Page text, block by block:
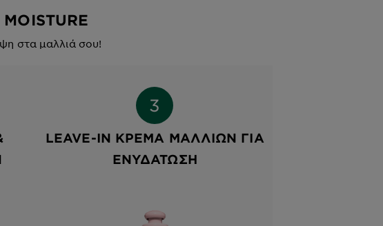
στα μαλλιά σου!
LEAVE-IN ΚΡΈΜΑ ΜΑΛΛΙΏΝ ΓΙΑ
ΕΝΥΔΆΤΩΣΗ